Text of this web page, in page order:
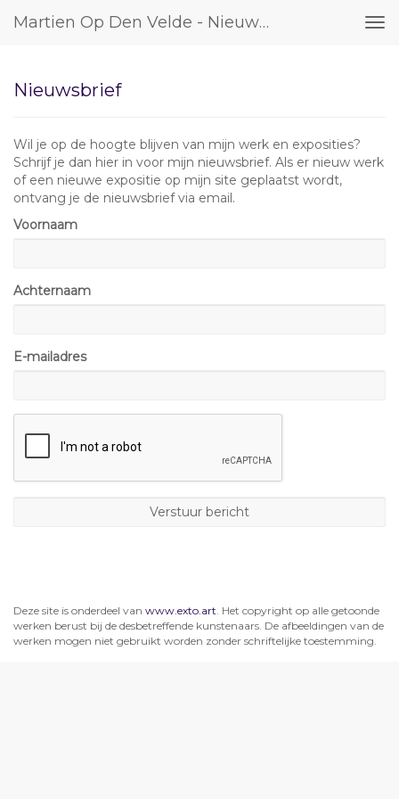
Martien Op Den Velde - Nieuwsbrief
Nieuwsbrief
Wil je op de hoogte blijven van mijn werk en exposities?
Schrijf je dan hier in voor mijn nieuwsbrief. Als er nieuw werk
of een nieuwe expositie op mijn site geplaatst wordt,
ontvang je de nieuwsbrief via email.
Voornaam
Achternaam
E-mailadres
Deze site is onderdeel van www.exto.art. Het copyright op alle getoonde
werken berust bij de desbetreffende kunstenaars. De afbeeldingen van de
werken mogen niet gebruikt worden zonder schriftelijke toestemming.